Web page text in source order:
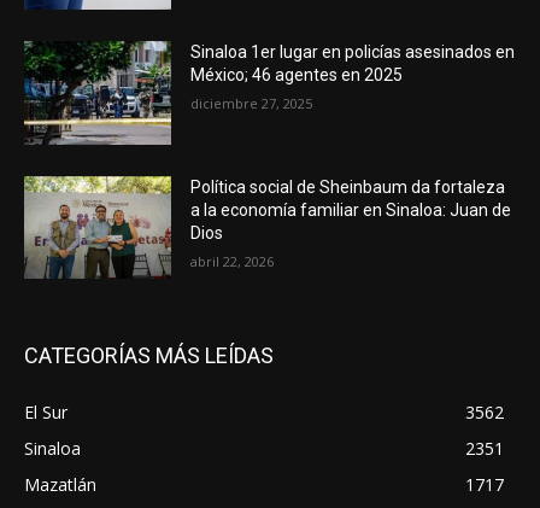
Sinaloa 1er lugar en policías asesinados en
México; 46 agentes en 2025
diciembre 27, 2025
Política social de Sheinbaum da fortaleza
a la economía familiar en Sinaloa: Juan de
Dios
abril 22, 2026
CATEGORÍAS MÁS LEÍDAS
El Sur
3562
Sinaloa
2351
Mazatlán
1717